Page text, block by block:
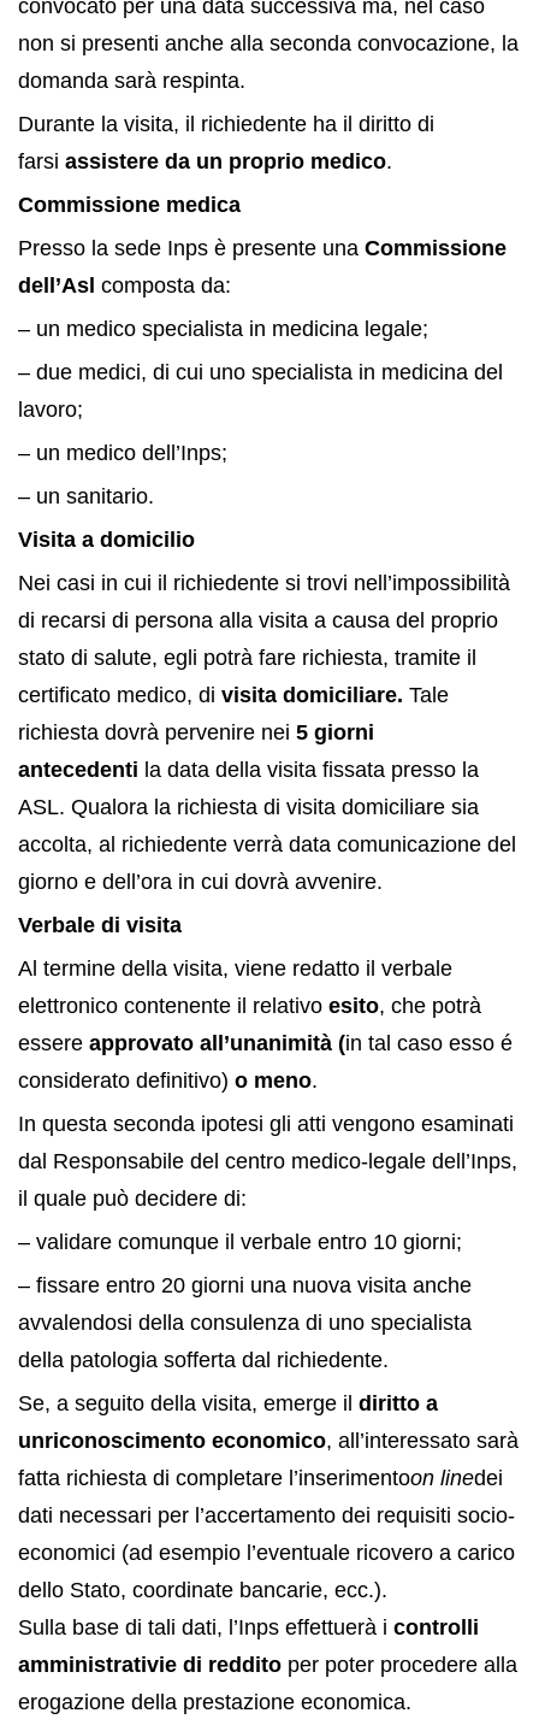
convocato per una data successiva ma, nel caso
non si presenti anche alla seconda convocazione, la
domanda sarà respinta.
Durante la visita, il richiedente ha il diritto di
farsi assistere da un proprio medico.
Commissione medica
Presso la sede Inps è presente una Commissione
dell’Asl composta da:
– un medico specialista in medicina legale;
– due medici, di cui uno specialista in medicina del
lavoro;
– un medico dell’Inps;
– un sanitario.
Visita a domicilio
Nei casi in cui il richiedente si trovi nell’impossibilità
di recarsi di persona alla visita a causa del proprio
stato di salute, egli potrà fare richiesta, tramite il
certificato medico, di visita domiciliare. Tale
richiesta dovrà pervenire nei 5 giorni
antecedenti la data della visita fissata presso la
ASL. Qualora la richiesta di visita domiciliare sia
accolta, al richiedente verrà data comunicazione del
giorno e dell’ora in cui dovrà avvenire.
Verbale di visita
Al termine della visita, viene redatto il verbale
elettronico contenente il relativo esito, che potrà
essere approvato all’unanimità (in tal caso esso é
considerato definitivo) o meno.
In questa seconda ipotesi gli atti vengono esaminati
dal Responsabile del centro medico-legale dell’Inps,
il quale può decidere di:
– validare comunque il verbale entro 10 giorni;
– fissare entro 20 giorni una nuova visita anche
avvalendosi della consulenza di uno specialista
della patologia sofferta dal richiedente.
Se, a seguito della visita, emerge il diritto a
unriconoscimento economico, all’interessato sarà
fatta richiesta di completare l’inserimentoon linedei
dati necessari per l’accertamento dei requisiti socio-
economici (ad esempio l’eventuale ricovero a carico
dello Stato, coordinate bancarie, ecc.).
Sulla base di tali dati, l’Inps effettuerà i controlli
amministrativie di reddito per poter procedere alla
erogazione della prestazione economica.